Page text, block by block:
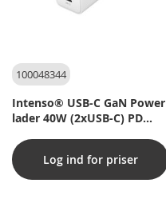
100048344
Intenso® USB-C GaN Power
lader 40W (2xUSB-C) PD
Log ind for priser